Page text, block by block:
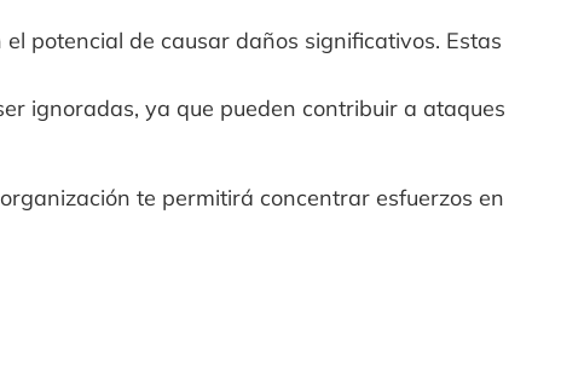
potencial de causar daños significativos. Estas
ignoradas, ya que pueden contribuir a ataques
te permitirá concentrar esfuerzos en